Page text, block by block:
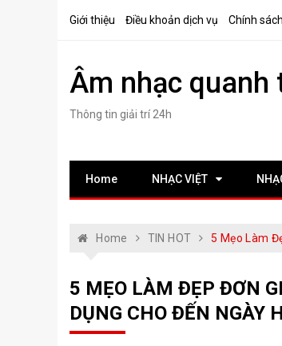
Giới thiệu Điều khoản dịch vụ Chính
Âm nhạc quanh
Thông tin giải trí 24h
Home NHẠC VIỆT
Home TIN HOT 5 Mẹo Làm
5 MẸO LÀM ĐẸP ĐƠN
DỤNG CHO ĐẾN NGÀY